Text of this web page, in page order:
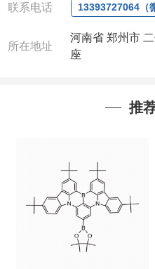
联系电话 13393727064（
所在地址
河南省 郑州市
座
推